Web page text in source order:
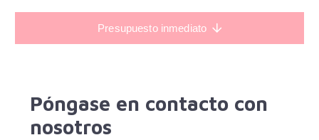
Presupuesto inmediato
Póngase en contacto con
nosotros